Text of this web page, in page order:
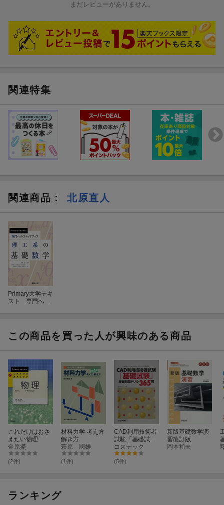
まだレビューがありません。
関連特集
関連商品 ： 北原直人
Primary大学テキ
スト 専門への
この商品を買った人が興味のある商品
これだけはおさ
えたい物理
金原粲
(2件)
材料力学 考え方
解き方
萩原 國雄
(1件)
CAD利用技術者
試験「基礎試
験」練習問題ド
リル365問
コステック
(5件)
新版基礎数学演
習改訂版
岡本和夫
ランキング